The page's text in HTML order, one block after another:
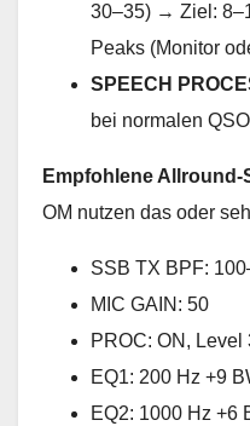
30–35) → Ziel:
Peaks (Monitor
SPEECH
bei normalen
Empfohlene
OM nutzen das oder
SSB TX BPF:
MIC GAIN: 50
PROC: ON, Level
EQ1: 200 Hz +9
EQ2: 1000 Hz +6